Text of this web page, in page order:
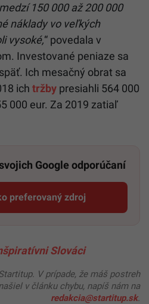
150 000 až 200 000
náklady vo veľkých
vysoké,“ povedala v
Investované peniaze sa
Ich mesačný obrat sa
ich tržby presiahli 564 000
000 eur. Za 2019 zatiaľ
Google odporúčaní
preferovaný zdroj
Startitup, odkaz sa otvorí v
Slováci
V prípade, že máš postreh
v článku chybu, napíš nám na
redakcia@startitup.sk.